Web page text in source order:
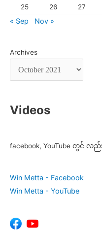
25 26 27
« Sep
Nov »
Archives
Videos
facebook, YouTube တွင် လည်
Win Metta - Facebook
Win Metta - YouTube